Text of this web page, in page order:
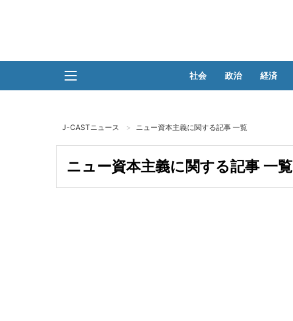
社会 政治 経済
J-CASTニュース ニュー資本主義に関する記事 一覧
ニュー資本主義に関する記事 一覧